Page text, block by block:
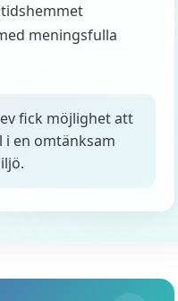
meningsfulla
fick möjlighet att
i en omtänksam